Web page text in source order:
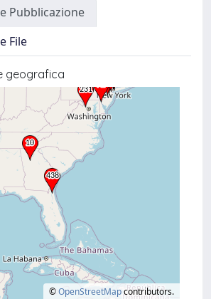
Pubblicazione
File
geografica
©OpenStreetMapcontributors.